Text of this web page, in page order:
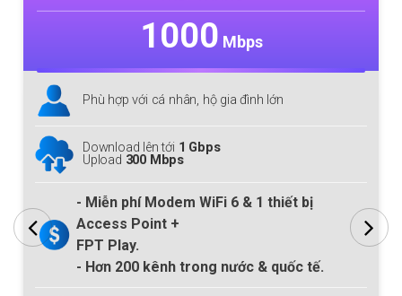
1000 Mbps
Phù hợp với cá nhân, hộ gia đình lớn
Download lên tới 1 Gbps
Upload 300 Mbps
- Miễn phí Modem WiFi 6 & 1 thiết bị
Access Point +
FPT Play.
- Hơn 200 kênh trong nước & quốc tế.